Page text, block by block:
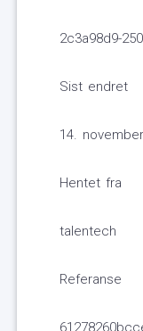
2c3a98d9-
Sist endret
14.
Hentet fra
talentech
Referanse